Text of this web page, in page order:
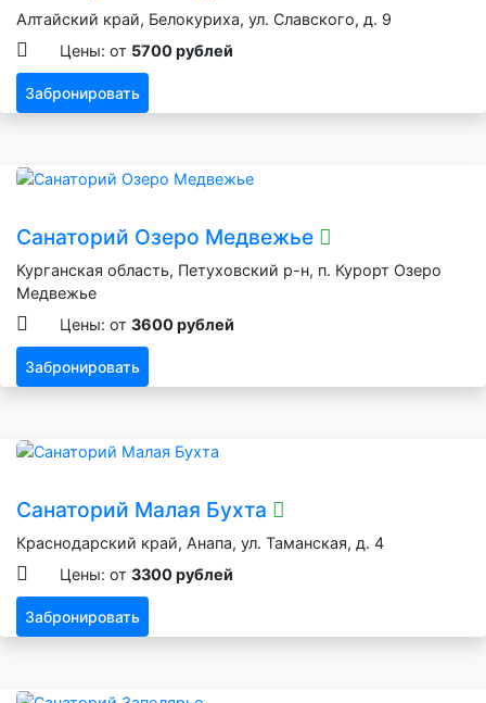
Алтайский край, Белокуриха, ул. Славского, д. 9
Цены: от 5700 рублей
Забронировать
Санаторий Озеро Медвежье
Курганская область, Петуховский р-н, п. Курорт Озеро
Медвежье
Цены: от 3600 рублей
Забронировать
Санаторий Малая Бухта
Краснодарский край, Анапа, ул. Таманская, д. 4
Цены: от 3300 рублей
Забронировать